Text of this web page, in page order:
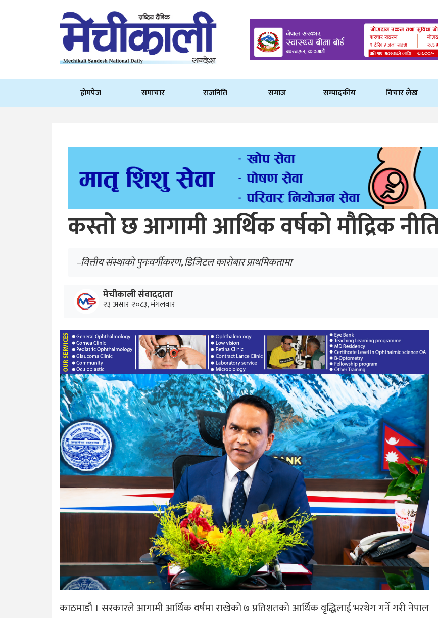
होमपेज समाचार राजनिति समाज सम्पादकीय विचार लेख
कस्तो छ आगामी आर्थिक वर्षको मौद्रिक
–वित्तीय संस्थाको पुनःवर्गीकरण, डिजिटल कारोबार प्राथमिकतामा
मेचीकाली संवाददाता
२३ असार २०८३, मंगलवार
काठमाडौ । सरकारले आगामी आर्थिक वर्षमा राखेको ७ प्रतिशतको आर्थिक वृद्धिलाई भरथेग गर्ने गरी नेपाल